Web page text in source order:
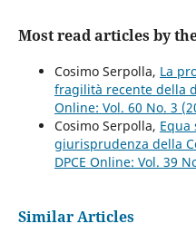
Most read articles by
Cosimo Serpolla, La
fragilità recente della
Online: Vol. 60 No. 3
Cosimo Serpolla, Equa
giurisprudenza della
DPCE Online: Vol. 39
Similar Articles